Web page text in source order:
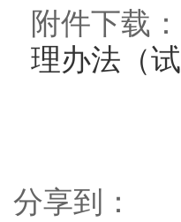
附件下载：
理办法（
分享到：